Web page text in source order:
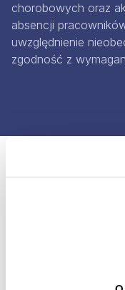
chorobowych oraz
absencji
uwzględnienie
zgodność z
Proces
Rozpoczęcie